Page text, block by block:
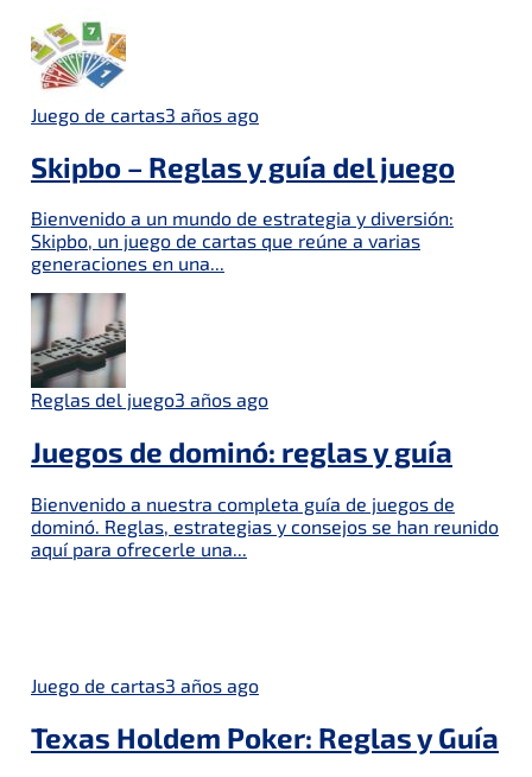
Juego de cartas3 años ago
Skipbo – Reglas y guía del juego
Bienvenido a un mundo de estrategia y diversión:
Skipbo, un juego de cartas que reúne a varias
generaciones en una...
Reglas del juego3 años ago
Juegos de dominó: reglas y guía
Bienvenido a nuestra completa guía de juegos de
dominó. Reglas, estrategias y consejos se han reunido
aquí para ofrecerle una...
Juego de cartas3 años ago
Texas Holdem Poker: Reglas y Guía